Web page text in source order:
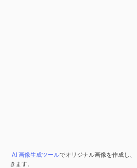
AI 画像生成ツールでオリジナル画像を作成し、
きます。